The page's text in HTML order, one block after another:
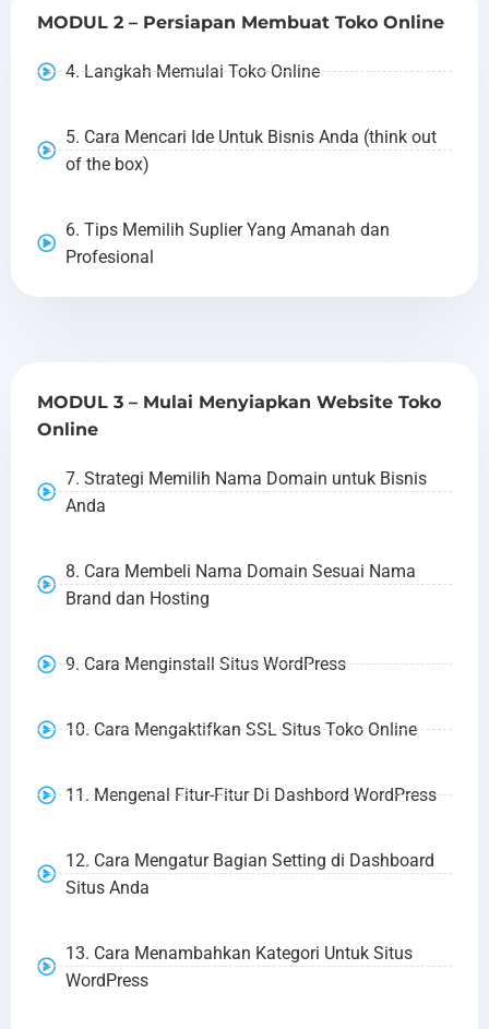
MODUL 2 – Persiapan Membuat Toko Online
4. Langkah Memulai Toko Online
5. Cara Mencari Ide Untuk Bisnis Anda (think out
of the box)
6. Tips Memilih Suplier Yang Amanah dan
Profesional
MODUL 3 – Mulai Menyiapkan Website Toko
Online
7. Strategi Memilih Nama Domain untuk Bisnis
Anda
8. Cara Membeli Nama Domain Sesuai Nama
Brand dan Hosting
9. Cara Menginstall Situs WordPress
10. Cara Mengaktifkan SSL Situs Toko Online
11. Mengenal Fitur-Fitur Di Dashbord WordPress
12. Cara Mengatur Bagian Setting di Dashboard
Situs Anda
13. Cara Menambahkan Kategori Untuk Situs
WordPress